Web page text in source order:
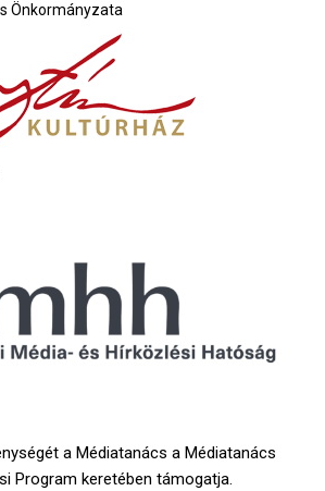
Önkormányzata
a Médiatanács a Médiatanács
Program keretében támogatja.